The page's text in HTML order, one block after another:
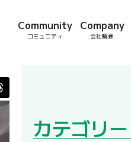
Community
コミュニティ
Company
会社概要
カテゴリー